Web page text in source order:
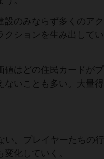
設のみならず多くのアク
クションを生み出してい
はどの住民カードがプ
ないことも多い。大量得
い。プレイヤーたちの行
化していく。